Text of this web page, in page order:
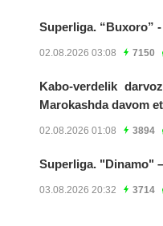
Superliga. “Buxoro”
02.08.2026 03:08 7150
Kabo-verdelik
Marokashda davom
02.08.2026 01:08 3894
Superliga. "Dinamo"
03.08.2026 20:32 3714